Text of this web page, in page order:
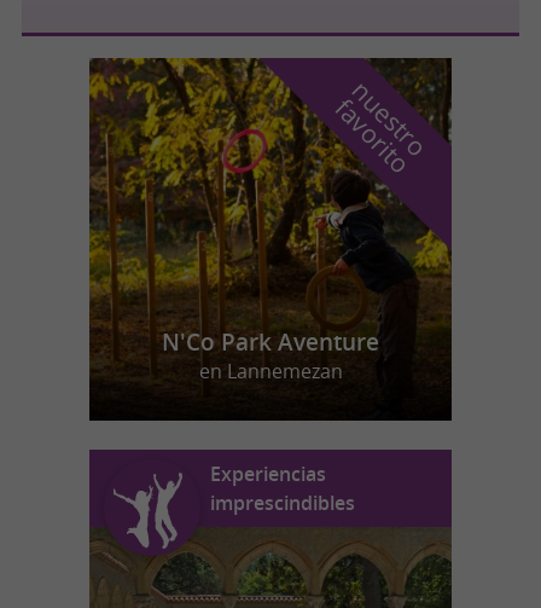
n
u
e
s
t
r
o
f
a
v
o
r
i
t
o
N'Co Park Aventure
en Lannemezan
Experiencias
imprescindibles